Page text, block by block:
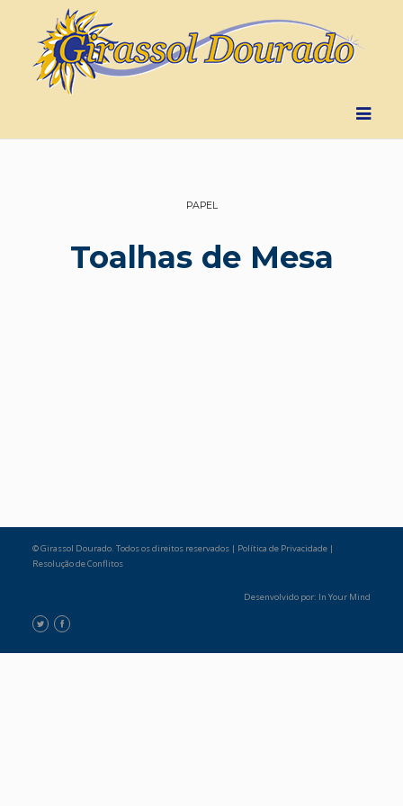
PAPEL
Toalhas de Mesa
© Girassol Dourado. Todos os direitos reservados | Política de Privacidade|
Resolução de Conflitos
Desenvolvido por: In Your Mind